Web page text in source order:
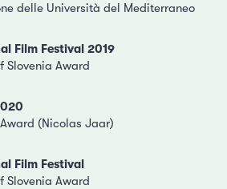
delle Università del Mediterraneo
Film Festival 2019
Slovenia Award
(Nicolas Jaar)
Film Festival
Slovenia Award